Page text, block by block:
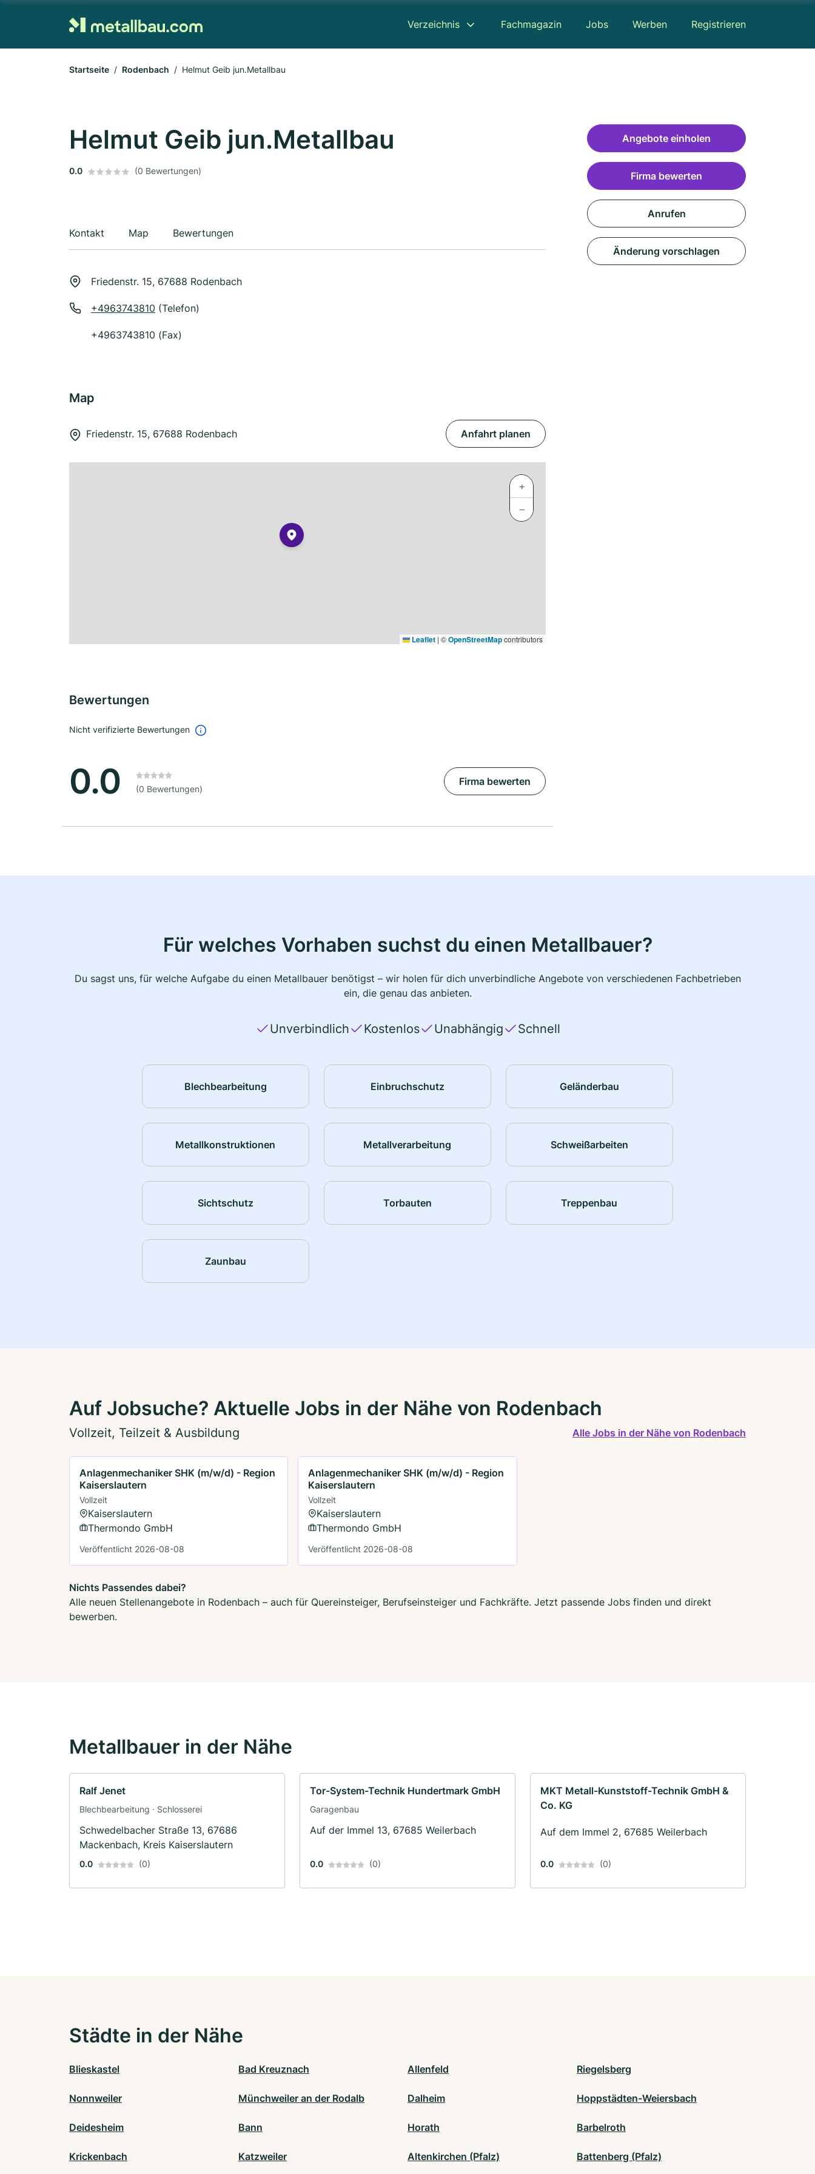
Verzeichnis Fachmagazin Jobs Werben Registrieren
Startseite Rodenbach Helmut Geib jun.Metallbau
Helmut Geib jun.Metallbau
0.0 (0 Bewertungen)
Kontakt Map Bewertungen
Friedenstr. 15, 67688 Rodenbach
+4963743810 (Telefon)
+4963743810 (Fax)
Map
Friedenstr. 15, 67688 Rodenbach Anfahrt planen
+
−
Leaflet | ©OpenStreetMapcontributors
Bewertungen
Nicht verifizierte Bewertungen
0.0 (0 Bewertungen)
Firma bewerten
Angebote einholen
Firma bewerten
Anrufen
Änderung vorschlagen
Für welches Vorhaben suchst du einen Metallbauer?
Du sagst uns, für welche Aufgabe du einen Metallbauer benötigst – wir holen für dich unverbindliche Angebote von verschiedenen Fachbetrieben
ein, die genau das anbieten.
Unverbindlich Kostenlos Unabhängig Schnell
Blechbearbeitung Einbruchschutz Geländerbau
Metallkonstruktionen Metallverarbeitung Schweißarbeiten
Sichtschutz Torbauten Treppenbau
Zaunbau
Auf Jobsuche? Aktuelle Jobs in der Nähe von Rodenbach
Vollzeit, Teilzeit & Ausbildung Alle Jobs in der Nähe von Rodenbach
Anlagenmechaniker SHK (m/w/d) - Region
Kaiserslautern
Vollzeit
Kaiserslautern
Thermondo GmbH
Veröffentlicht 2026-08-08
Anlagenmechaniker SHK (m/w/d) - Region
Kaiserslautern
Vollzeit
Kaiserslautern
Thermondo GmbH
Veröffentlicht 2026-08-08
Nichts Passendes dabei?
Alle neuen Stellenangebote in Rodenbach – auch für Quereinsteiger, Berufseinsteiger und Fachkräfte. Jetzt passende Jobs finden und direkt
bewerben.
Metallbauer in der Nähe
Ralf Jenet
Blechbearbeitung · Schlosserei
Schwedelbacher Straße 13, 67686
Mackenbach, Kreis Kaiserslautern
0.0 (0)
Tor-System-Technik Hundertmark GmbH
Garagenbau
Auf der Immel 13, 67685 Weilerbach
0.0 (0)
MKT Metall-Kunststoff-Technik GmbH &
Co. KG
Auf dem Immel 2, 67685 Weilerbach
0.0 (0)
Städte in der Nähe
Blieskastel Bad Kreuznach Allenfeld Riegelsberg
Nonnweiler Münchweiler an der Rodalb Dalheim Hoppstädten-Weiersbach
Deidesheim Bann Horath Barbelroth
Krickenbach Katzweiler Altenkirchen (Pfalz) Battenberg (Pfalz)